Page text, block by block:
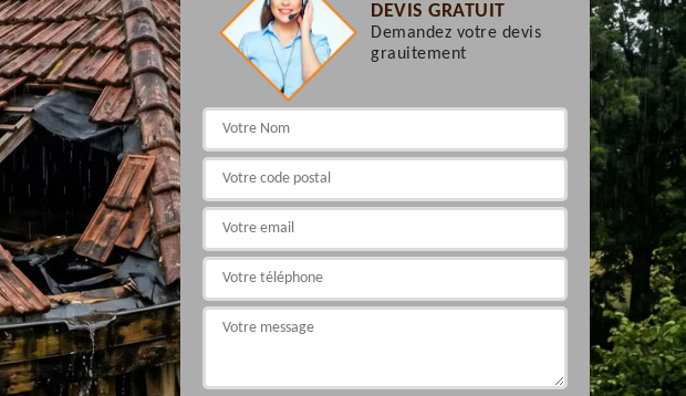
DEVIS GRATUIT
Demandez votre devis
grauitement